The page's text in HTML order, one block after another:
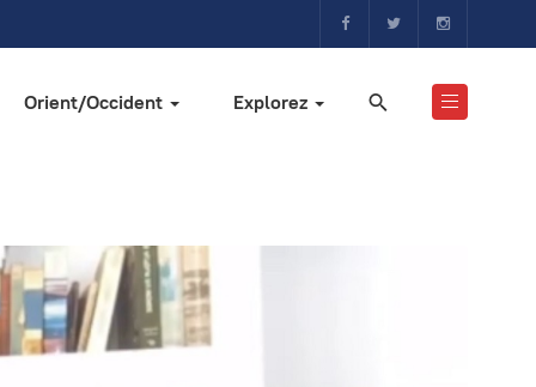
Orient/Occident Explorez